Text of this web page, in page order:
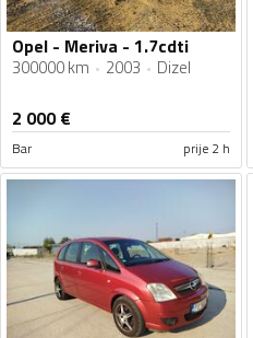
Opel - Meriva - 1.7cdti
300000 km 2003 Dizel
2 000€
Bar prije 2 h